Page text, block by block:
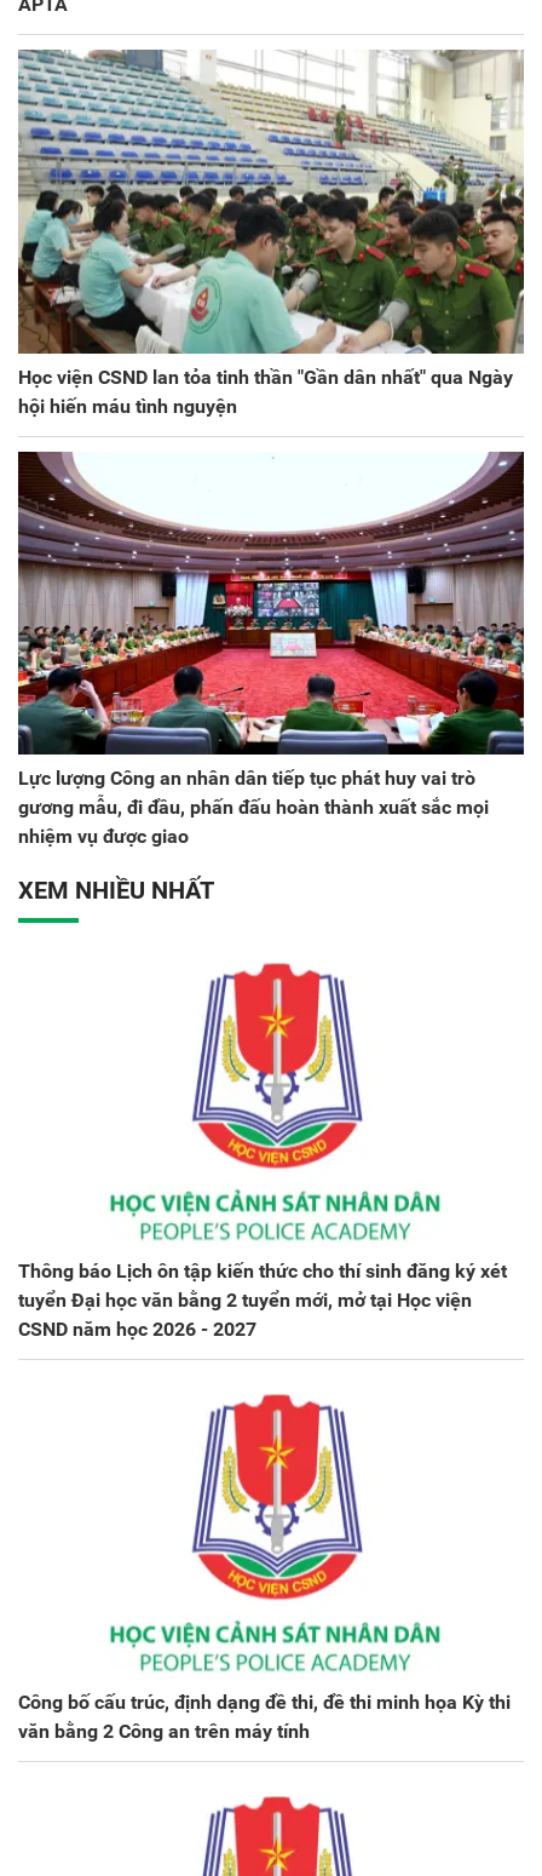
Học viện CSND lan tỏa tinh thần "Gần dân nhất" qua Ngày
hội hiến máu tình nguyện
Lực lượng Công an nhân dân tiếp tục phát huy vai trò
gương mẫu, đi đầu, phấn đấu hoàn thành xuất sắc mọi
nhiệm vụ được giao
XEM NHIỀU NHẤT
Thông báo Lịch ôn tập kiến thức cho thí sinh đăng ký xét
tuyển Đại học văn bằng 2 tuyển mới, mở tại Học viện
CSND năm học 2026 - 2027
Công bố cấu trúc, định dạng đề thi, đề thi minh họa Kỳ thi
văn bằng 2 Công an trên máy tính